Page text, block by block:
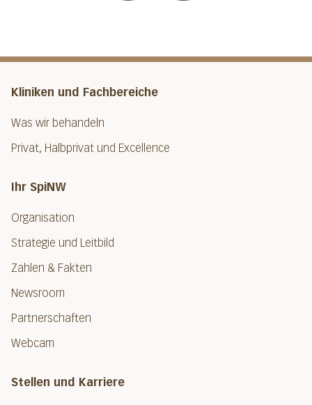
Kliniken und Fachbereiche
Was wir behandeln
Privat, Halbprivat und Excellence
Ihr SpiNW
Organisation
Strategie und Leitbild
Zahlen & Fakten
Newsroom
Partnerschaften
Webcam
Stellen und Karriere